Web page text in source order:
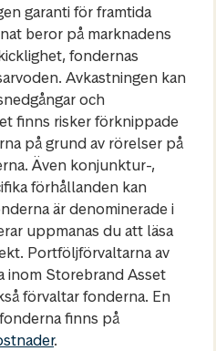
garanti för framtida
beror på marknadens
fondernas
Avkastningen kan
och
finns risker förknippade
på grund av rörelser på
Även konjunktur-,
förhållanden kan
är denominerade i
uppmanas du att läsa
Portföljförvaltarna av
inom Storebrand Asset
förvaltar fonderna. En
finns på
.